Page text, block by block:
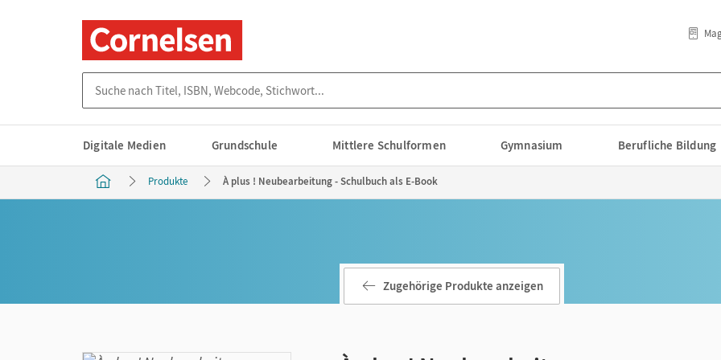
Digitale Medien Grundschule Mittlere Schulformen Gymnasium Berufliche Bildung
Produkte À plus ! Neubearbeitung - Schulbuch als E-Book
Zugehörige Produkte anzeigen